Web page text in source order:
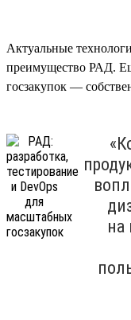
Актуальные
преимущество РАД.
госзакупок —
на